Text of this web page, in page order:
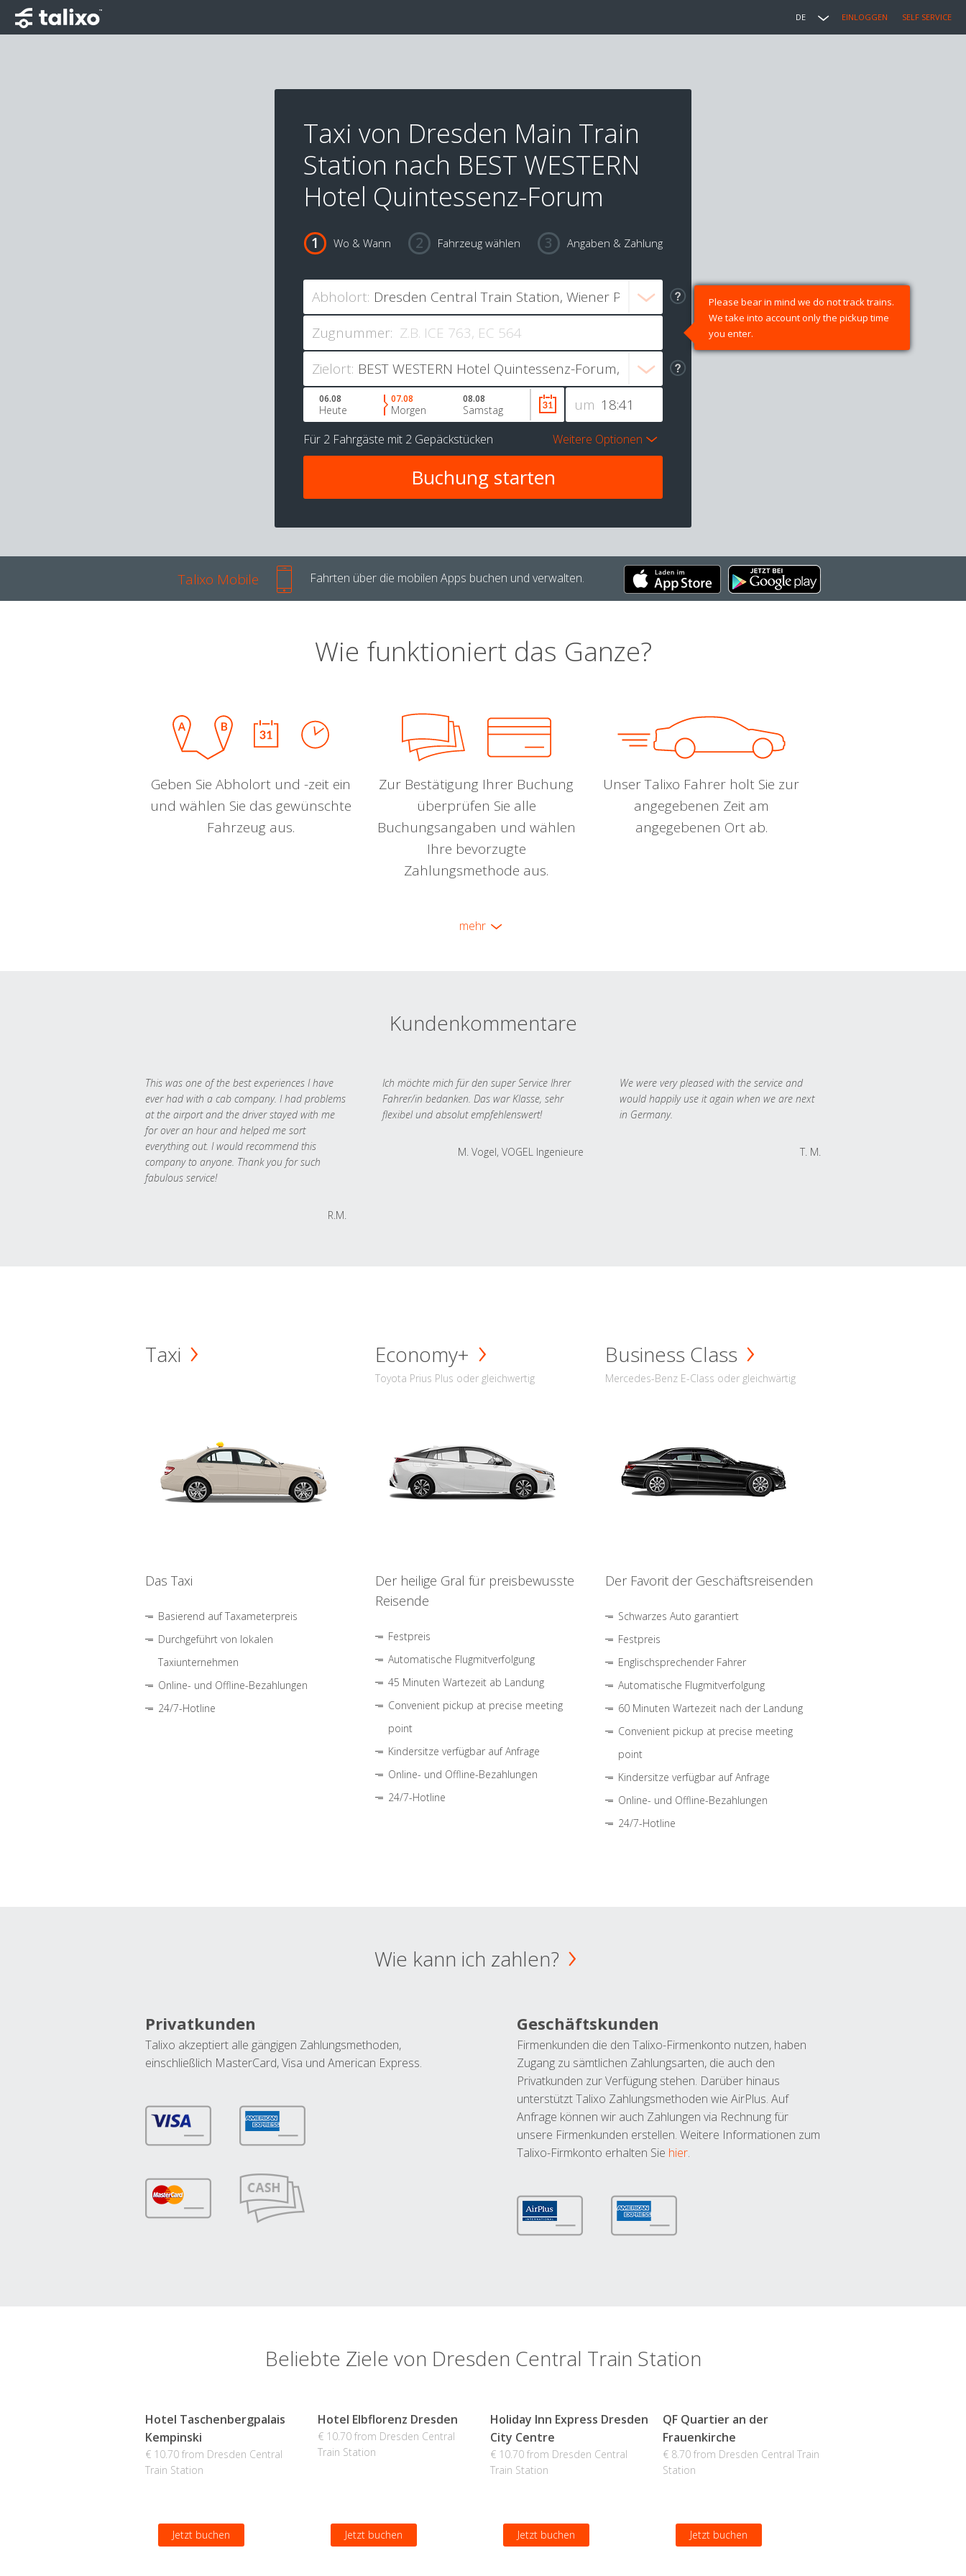
DE EINLOGGEN SELF SERVICE
Taxi von Dresden Main Train
Station nach BEST WESTERN
Hotel Quintessenz-Forum
Wo & Wann Fahrzeug wählen Angaben & Zahlung
Abholort:
Zugnummer:
Please bear in mind we do not track trains.
We take into account only the pickup time
you enter.
Zielort:
um
06.08
Heute
07.08
Morgen
08.08
Samstag
Für 2 Fahrgäste mit 2 Gepäckstücken Weitere Optionen
Talixo Mobile Fahrten über die mobilen Apps buchen und verwalten.
Wie funktioniert das Ganze?
Geben Sie Abholort und -zeit ein
und wählen Sie das gewünschte
Fahrzeug aus.
Zur Bestätigung Ihrer Buchung
überprüfen Sie alle
Buchungsangaben und wählen
Ihre bevorzugte
Zahlungsmethode aus.
Unser Talixo Fahrer holt Sie zur
angegebenen Zeit am
angegebenen Ort ab.
mehr
Kundenkommentare
This was one of the best experiences I have
ever had with a cab company. I had problems
at the airport and the driver stayed with me
for over an hour and helped me sort
everything out. I would recommend this
company to anyone. Thank you for such
fabulous service!
R.M.
Ich möchte mich für den super Service Ihrer
Fahrer/in bedanken. Das war Klasse, sehr
flexibel und absolut empfehlenswert!
M. Vogel, VOGEL Ingenieure
We were very pleased with the service and
would happily use it again when we are next
in Germany.
T. M.
Taxi
Das Taxi
Basierend auf Taxameterpreis
Durchgeführt von lokalen
Taxiunternehmen
Online- und Offline-Bezahlungen
24/7-Hotline
Economy+
Toyota Prius Plus oder gleichwertig
Der heilige Gral für preisbewusste
Reisende
Festpreis
Automatische Flugmitverfolgung
45 Minuten Wartezeit ab Landung
Convenient pickup at precise meeting
point
Kindersitze verfügbar auf Anfrage
Online- und Offline-Bezahlungen
24/7-Hotline
Business Class
Mercedes-Benz E-Class oder gleichwärtig
Der Favorit der Geschäftsreisenden
Schwarzes Auto garantiert
Festpreis
Englischsprechender Fahrer
Automatische Flugmitverfolgung
60 Minuten Wartezeit nach der Landung
Convenient pickup at precise meeting
point
Kindersitze verfügbar auf Anfrage
Online- und Offline-Bezahlungen
24/7-Hotline
Wie kann ich zahlen?
Privatkunden
Talixo akzeptiert alle gängigen Zahlungsmethoden,
einschließlich MasterCard, Visa und American Express.
Geschäftskunden
Firmenkunden die den Talixo-Firmenkonto nutzen, haben
Zugang zu sämtlichen Zahlungsarten, die auch den
Privatkunden zur Verfügung stehen. Darüber hinaus
unterstützt Talixo Zahlungsmethoden wie AirPlus. Auf
Anfrage können wir auch Zahlungen via Rechnung für
unsere Firmenkunden erstellen. Weitere Informationen zum
Talixo-Firmkonto erhalten Sie hier.
Beliebte Ziele von Dresden Central Train Station
Hotel Taschenbergpalais
Kempinski
€ 10.70 from Dresden Central
Train Station
Jetzt buchen
Hotel Elbflorenz Dresden
€ 10.70 from Dresden Central
Train Station
Jetzt buchen
Holiday Inn Express Dresden
City Centre
€ 10.70 from Dresden Central
Train Station
Jetzt buchen
QF Quartier an der
Frauenkirche
€ 8.70 from Dresden Central Train
Station
Jetzt buchen